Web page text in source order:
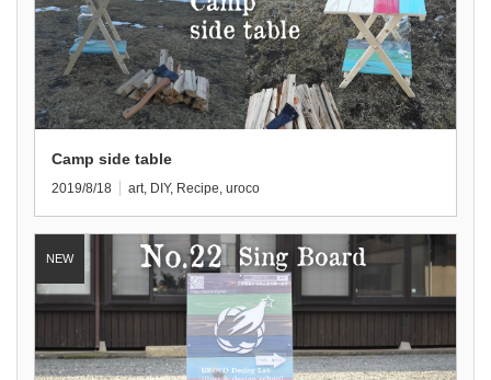
Camp side table
2019/8/18 art DIY, Recipe uroco